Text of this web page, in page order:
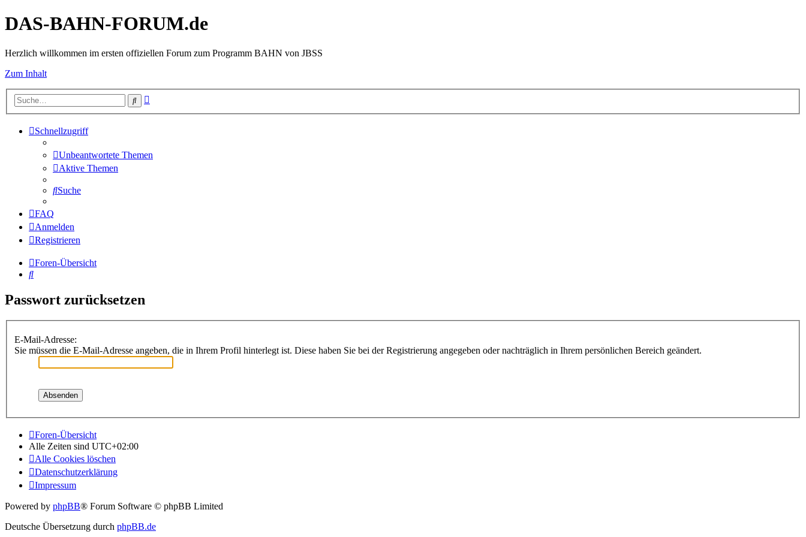
DAS-BAHN-FORUM.de
Herzlich willkommen im ersten offiziellen Forum zum Programm BAHN von JBSS
Zum Inhalt
Suche
Schnellzugriff
Unbeantwortete Themen
Aktive Themen
Suche
FAQ
Anmelden
Registrieren
Foren-Übersicht
Suche
Passwort zurücksetzen
E-Mail-Adresse:
Sie müssen die E-Mail-Adresse angeben, die in Ihrem Profil hinterlegt ist. Diese haben Sie bei der Registrierung angegeben oder nachträglich in Ihrem persönlichen Bereich geändert.
Foren-Übersicht
Alle Zeiten sind UTC+02:00
Alle Cookies löschen
Datenschutzerklärung
Impressum
Powered by phpBB® Forum Software © phpBB Limited
Deutsche Übersetzung durch phpBB.de